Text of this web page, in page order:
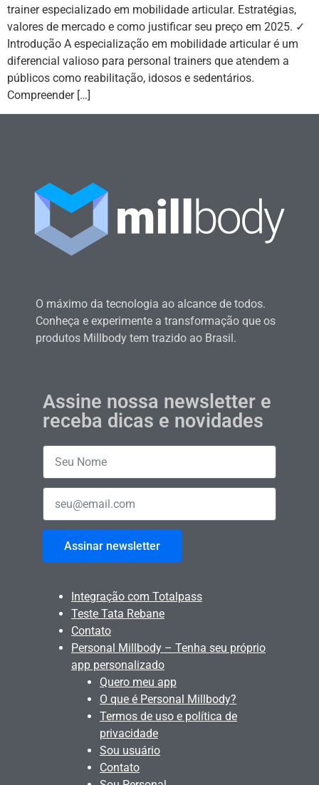
trainer especializado em mobilidade articular. Estratégias,
valores de mercado e como justificar seu preço em 2025. ✓
Introdução A especialização em mobilidade articular é um
diferencial valioso para personal trainers que atendem a
públicos como reabilitação, idosos e sedentários.
Compreender […]
O máximo da tecnologia ao alcance de todos.
Conheça e experimente a transformação que os
produtos Millbody tem trazido ao Brasil.
Assine nossa newsletter e
receba dicas e novidades
Assinar newsletter
Integração com Totalpass
Teste Tata Rebane
Contato
Personal Millbody – Tenha seu próprio
app personalizado
Quero meu app
O que é Personal Millbody?
Termos de uso e política de
privacidade
Sou usuário
Contato